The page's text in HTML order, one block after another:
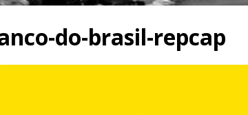
do-brasil-repcap